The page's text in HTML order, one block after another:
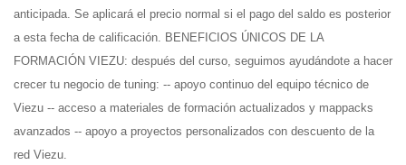
anticipada. Se aplicará el precio normal si el pago del saldo es posterior
a esta fecha de calificación. BENEFICIOS ÚNICOS DE LA
FORMACIÓN VIEZU: después del curso, seguimos ayudándote a hacer
crecer tu negocio de tuning: -- apoyo continuo del equipo técnico de
Viezu -- acceso a materiales de formación actualizados y mappacks
avanzados -- apoyo a proyectos personalizados con descuento de la
red Viezu.